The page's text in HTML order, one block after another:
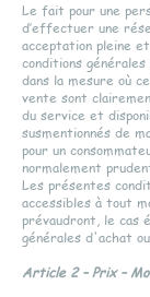
Le fait pour une
d’effectuer une
acceptation pleine
conditions
dans la mesure où
vente sont
du service et
susmentionnés de
pour un
normalement
Les présentes
accessibles à tout
prévaudront, le cas
générales d'achat
Article 2 – Prix –